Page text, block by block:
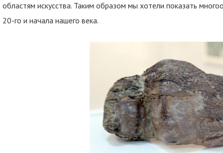
областям искусства. Таким образом мы хотели показать
20-го и начала нашего века.